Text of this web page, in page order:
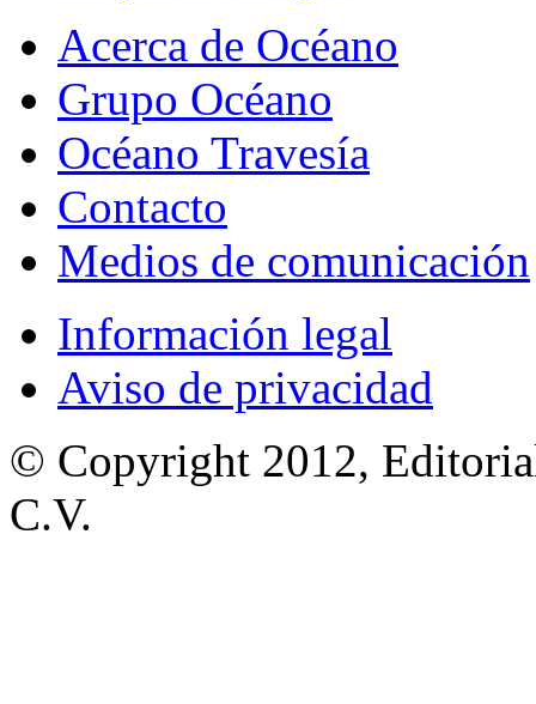
Acerca de Océano
Grupo Océano
Océano Travesía
Contacto
Medios de comunicación
Información legal
Aviso de privacidad
© Copyright 2012,
C.V.